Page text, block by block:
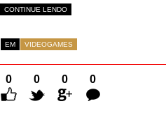
CONTINUE LENDO
EM VIDEOGAMES
0 0 0
0
Comentários